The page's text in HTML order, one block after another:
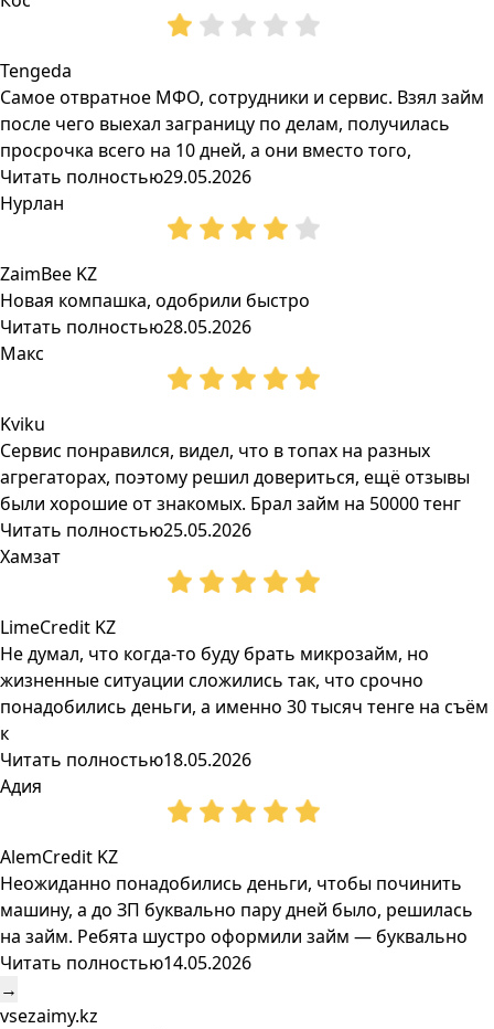
Tengeda
Самое отвратное МФО, сотрудники и сервис. Взял займ
после чего выехал заграницу по делам, получилась
просрочка всего на 10 дней, а они вместо того,
Читать полностью29.05.2026
Нурлан
ZaimBee KZ
Новая компашка, одобрили быстро
Читать полностью28.05.2026
Макс
Kviku
Сервис понравился, видел, что в топах на разных
агрегаторах, поэтому решил довериться, ещё отзывы
были хорошие от знакомых. Брал займ на 50000 тенг
Читать полностью25.05.2026
Хамзат
LimeCredit KZ
Не думал, что когда-то буду брать микрозайм, но
жизненные ситуации сложились так, что срочно
понадобились деньги, а именно 30 тысяч тенге на съём
к
Читать полностью18.05.2026
Адия
AlemCredit KZ
Неожиданно понадобились деньги, чтобы починить
машину, а до ЗП буквально пару дней было, решилась
на займ. Ребята шустро оформили займ — буквально
Читать полностью14.05.2026
→
vsezaimy.kz